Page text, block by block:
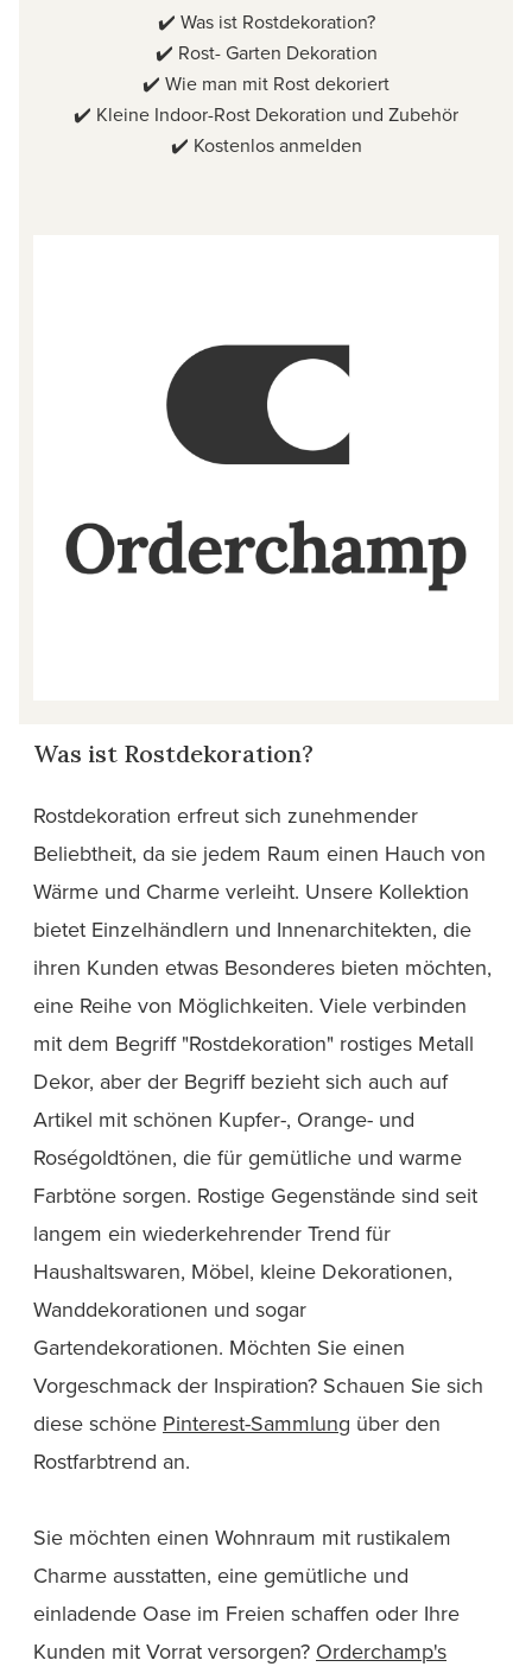
✔️ Was ist Rostdekoration?
✔️ Rost- Garten Dekoration
✔️ Wie man mit Rost dekoriert
✔️ Kleine Indoor-Rost Dekoration und Zubehör
✔️ Kostenlos anmelden
Was ist Rostdekoration?
Rostdekoration erfreut sich zunehmender
Beliebtheit, da sie jedem Raum einen Hauch von
Wärme und Charme verleiht. Unsere Kollektion
bietet Einzelhändlern und Innenarchitekten, die
ihren Kunden etwas Besonderes bieten möchten,
eine Reihe von Möglichkeiten. Viele verbinden
mit dem Begriff "Rostdekoration" rostiges Metall
Dekor, aber der Begriff bezieht sich auch auf
Artikel mit schönen Kupfer-, Orange- und
Roségoldtönen, die für gemütliche und warme
Farbtöne sorgen. Rostige Gegenstände sind seit
langem ein wiederkehrender Trend für
Haushaltswaren, Möbel, kleine Dekorationen,
Wanddekorationen und sogar
Gartendekorationen. Möchten Sie einen
Vorgeschmack der Inspiration? Schauen Sie sich
diese schöne Pinterest-Sammlung über den
Rostfarbtrend an.
Sie möchten einen Wohnraum mit rustikalem
Charme ausstatten, eine gemütliche und
einladende Oase im Freien schaffen oder Ihre
Kunden mit Vorrat versorgen? Orderchamp's